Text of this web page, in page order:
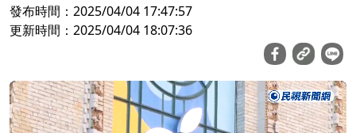
發布時間：2025/04/04 17:47:57
更新時間：2025/04/04 18:07:36